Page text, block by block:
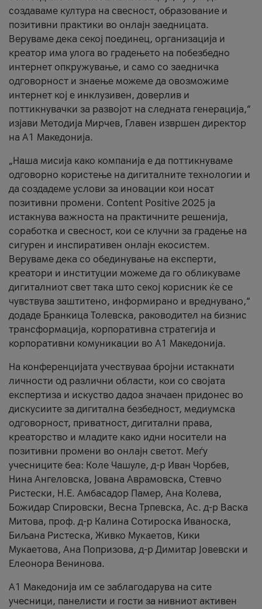
создаваме култура на свесност, образование и
позитивни практики во онлајн заедницата.
Веруваме дека секој поединец, организација и
креатор има улога во градењето на побезбедно
интернет опкружување, и само со заедничка
одговорност и знаење можеме да овозможиме
интернет кој е инклузивен, доверлив и
поттикнувачки за развојот на следната генерација,“
изјави Методија Мирчев, Главен извршен директор
на А1 Македонија.
„Наша мисија како компанија е да поттикнуваме
одговорно користење на дигиталните технологии и
да создадеме услови за иновации кои носат
позитивни промени. Content Positive 2025 ја
истакнува важноста на практичните решенија,
соработка и свесност, кои се клучни за градење на
сигурен и инспиративен онлајн екосистем.
Веруваме дека со обединување на експерти,
креатори и институции можеме да го обликуваме
дигиталниот свет така што секој корисник ќе се
чувствува заштитено, информирано и вреднувано,“
додаде Бранкица Толевска, раководител на бизнис
трансформација, корпоративна стратегија и
корпоративни комуникации во А1 Македонија.
На конференцијата учествуваа бројни истакнати
личности од различни области, кои со својата
експертиза и искуство дадоа значаен придонес во
дискусиите за дигитална безбедност, медиумска
одговорност, приватност, дигитални права,
креаторство и младите како идни носители на
позитивни промени во онлајн светот. Меѓу
учесниците беа: Коле Чашуле, д-р Иван Чорбев,
Нина Ангеловска, Јована Аврамовска, Стевчо
Ристески, Н.Е. Амбасадор Памер, Ана Колева,
Божидар Спировски, Весна Трпевска, Ас. д-р Васка
Митова, проф. д-р Калина Сотироска Иваноска,
Биљана Ристеска, Живко Мукаетов, Кики
Мукаетова, Ана Попризова, д-р Димитар Јовевски и
Елеонора Венинова.
А1 Македонија им се заблагодарува на сите
учесници, панелисти и гости за нивниот активен